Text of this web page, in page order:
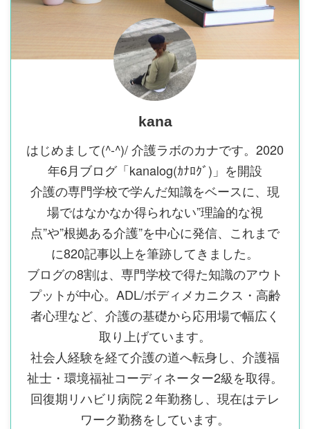
kana
はじめまして(^-^)/ 介護ラボのカナです。2020
年6月ブログ「kanalog(ｶﾅﾛｸﾞ)」を開設
介護の専門学校で学んだ知識をベースに、現
場ではなかなか得られない”理論的な視
点”や”根拠ある介護”を中心に発信、これまで
に820記事以上を筆跡してきました。
ブログの8割は、専門学校で得た知識のアウト
プットが中心。ADL/ボディメカニクス・高齢
者心理など、介護の基礎から応用場で幅広く
取り上げています。
社会人経験を経て介護の道へ転身し、介護福
祉士・環境福祉コーディネーター2級を取得。
回復期リハビリ病院２年勤務し、現在はテレ
ワーク勤務をしています。